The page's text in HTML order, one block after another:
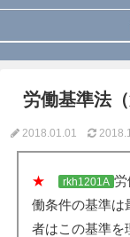
労働基準法
2018.01.01
★ rkh1201A 労
働条件の基準は
者はこの基準を